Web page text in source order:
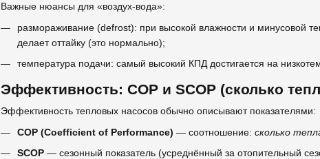
Важные нюансы для «воздух-вода»:
размораживание (defrost): при высокой влажности и минусовой
делает оттайку (это нормально);
температура подачи: самый высокий КПД достигается на
Эффективность: COP и SCOP (сколько
Эффективность тепловых насосов обычно описывают показателями:
COP (Coefficient of Performance) — соотношение: сколько
SCOP — сезонный показатель (усреднённый за отопительный